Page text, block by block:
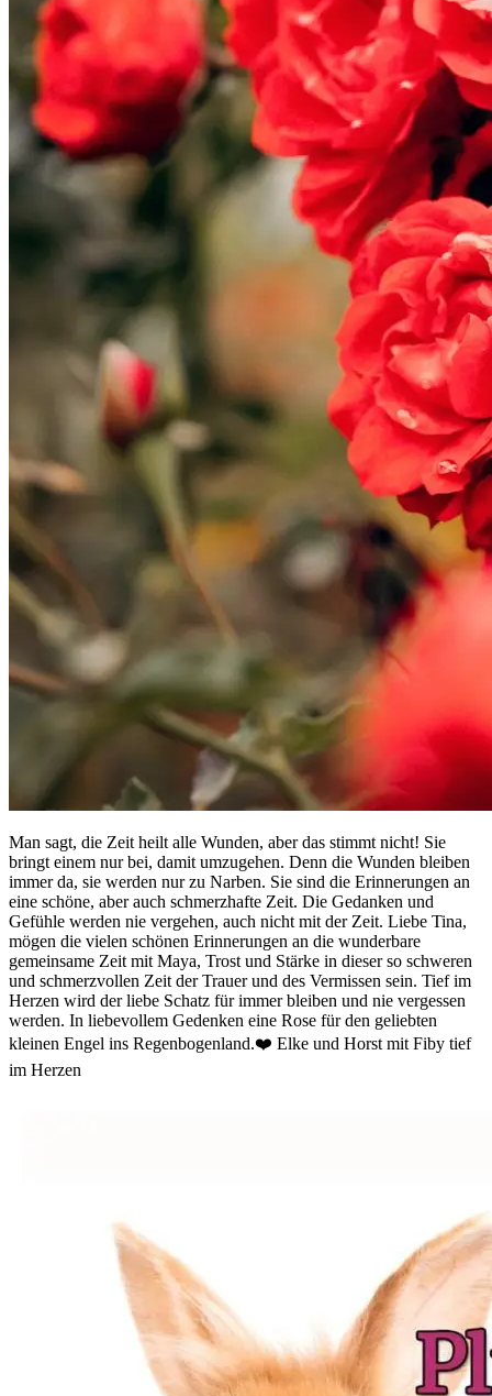
Man sagt, die Zeit heilt alle Wunden, aber das stimmt nicht! Sie
bringt einem nur bei, damit umzugehen. Denn die Wunden bleiben
immer da, sie werden nur zu Narben. Sie sind die Erinnerungen an
eine schöne, aber auch schmerzhafte Zeit. Die Gedanken und
Gefühle werden nie vergehen, auch nicht mit der Zeit. Liebe Tina,
mögen die vielen schönen Erinnerungen an die wunderbare
gemeinsame Zeit mit Maya, Trost und Stärke in dieser so schweren
und schmerzvollen Zeit der Trauer und des Vermissen sein. Tief im
Herzen wird der liebe Schatz für immer bleiben und nie vergessen
werden. In liebevollem Gedenken eine Rose für den geliebten
kleinen Engel ins Regenbogenland.❤️ Elke und Horst mit Fiby tief
im Herzen